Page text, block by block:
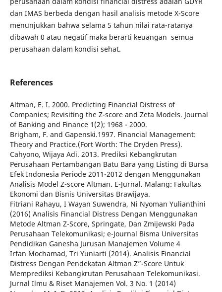
dan IMAS berbeda dengan hasil analisis metode X-Score
menunjukkan bahwa selama 5 tahun nilai rata-ratanya
dibawah 0 atau negatif maka berarti keuangan semua
perusahaan dalam kondisi sehat.
References
Altman, E. I. 2000. Predicting Financial Distress of
Companies; Revisiting the Z-score and Zeta Models. Journal
of Banking and Finance 1(2); 1968 - 2000.
Brigham, F. and Gapenski.1997. Financial Management:
Theory and Practice.(Fort Worth: The Dryden Press).
Cahyono, Wijaya Adi. 2013. Prediksi Kebangkrutan
Perusahaan Pertambangan Batu Bara yang Listing di Bursa
Efek Indonesia Periode 2011-2012 dengan Menggunakan
Analisis Model Z-score Altman. E-Jurnal. Malang: Fakultas
Ekonomi dan Bisnis Universitas Brawijaya.
Fitriani Rahayu, I Wayan Suwendra, Ni Nyoman Yulianthini
(2016) Analisis Financial Distress Dengan Menggunakan
Metode Altman Z-Score, Springate, Dan Zmijewski Pada
Perusahaan Telekomunikasi; e-Journal Bisma Universitas
Pendidikan Ganesha Jurusan Manajemen Volume 4
Irfan Mochamad, Tri Yuniarti (2014). Analisis Financial
Distress Dengan Pendekatan Altman Z”-Score Untuk
Memprediksi Kebangkrutan Perusahaan Telekomunikasi.
Jurnal Ilmu & Riset Manajemen Vol. 3 No. 1 (2014)